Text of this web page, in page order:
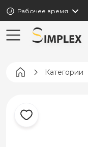
Рабочее время
Pagina principală
Категории